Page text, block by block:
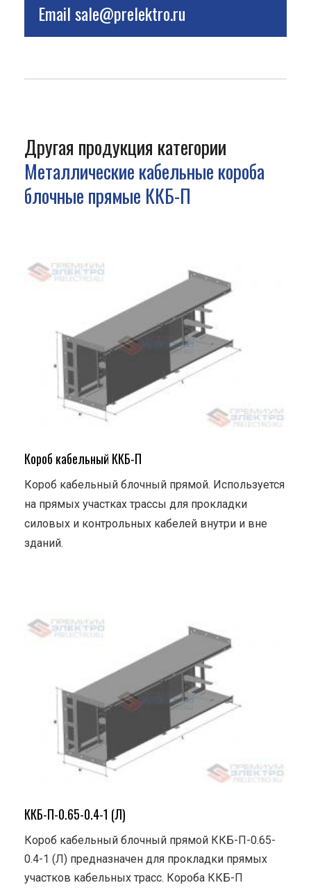
Emailsale@prelektro.ru
Другая продукция категории
Металлические кабельные короба
блочные прямые ККБ-П
Короб кабельный ККБ-П
Короб кабельный блочный прямой. Используется
на прямых участках трассы для прокладки
силовых и контрольных кабелей внутри и вне
зданий.
ККБ-П-0.65-0.4-1 (Л)
Короб кабельный блочный прямой ККБ-П-0.65-
0.4-1 (Л) предназначен для прокладки прямых
участков кабельных трасс. Короба ККБ-П